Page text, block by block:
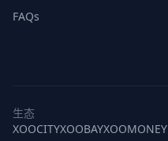
FAQs
生态
XOOCITYXOOBAYXOOMONEY